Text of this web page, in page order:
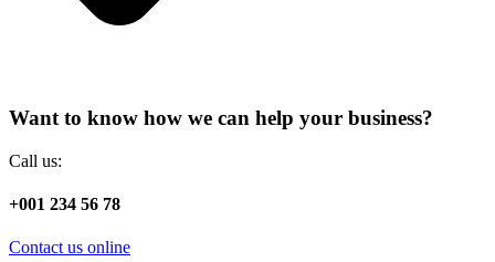
Want to know how we can help your business?
Call us:
+001 234 56 78
Contact us online